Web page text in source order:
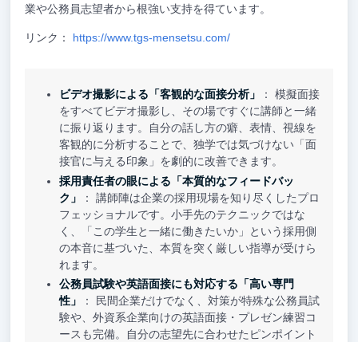
業や公務員志望者から根強い支持を得ています。
リンク： https://www.tgs-mensetsu.com/
ビデオ撮影による「客観的な面接分析」
： 模擬面接
をすべてビデオ撮影し、その場ですぐに講師と一緒
に振り返ります。自分の話し方の癖、表情、視線を
客観的に分析することで、独学では気づけない「面
接官に与える印象」を劇的に改善できます。
採用責任者の眼による「本質的なフィードバッ
ク」
： 講師陣は企業の採用現場を知り尽くしたプロ
フェッショナルです。小手先のテクニックではな
く、「この学生と一緒に働きたいか」という採用側
の本音に基づいた、本質を突く厳しい指導が受けら
れます。
公務員試験や英語面接にも対応する「高い専門
性」
： 民間企業だけでなく、対策が特殊な公務員試
験や、外資系企業向けの英語面接・プレゼン練習コ
ースも完備。自分の志望先に合わせたピンポイント